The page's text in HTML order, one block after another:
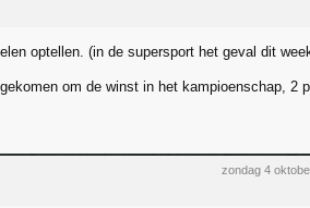
optellen. (in de supersport het geval dit
om de winst in het kampioenschap, 2
zondag 4